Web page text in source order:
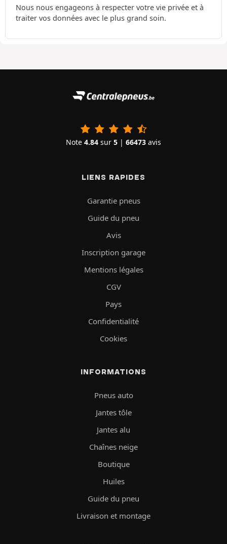
Nous nous engageons à respecter votre vie privée et à
traiter vos données avec le plus grand soin.
Note 4.84 sur 5 | 66473 avis
LIENS RAPIDES
Garantie pneus
Guide du pneu
Avis
Inscription garage
Mentions légales
CGV
Pays
Confidentialité
Cookies
INFORMATIONS
Pneus auto
Jantes tôle
Jantes alu
Chaînes neige
Boutique
Huiles
Guide du pneu
Livraison et montage